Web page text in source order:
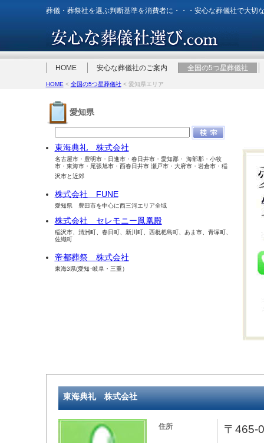
葬儀・葬祭社を選ぶ判断基準を消費者に・・・安心な葬儀社で大切
HOME 安心な葬儀社のご案内 全国の5つ星葬儀社
HOME < 全国の5つ星葬儀社< 愛知県エリア
愛知県
東海典礼 株式会社
名古屋市・豊明市・日進市・春日井市・愛知郡・ 海部郡・小牧
市・東海市・尾張旭市・西春日井市 瀬戸市・大府市・岩倉市・稲
沢市と近郊
株式会社 FUNE
愛知県 豊田市を中心に西三河エリア全域
株式会社 セレモニー鳳凰殿
稲沢市、清洲町、春日町、新川町、西枇杷島町、あま市、青塚町、
佐織町
帝都葬祭 株式会社
東海3県(愛知･岐阜・三重）
東海典礼 株式会社
住所 〒465-